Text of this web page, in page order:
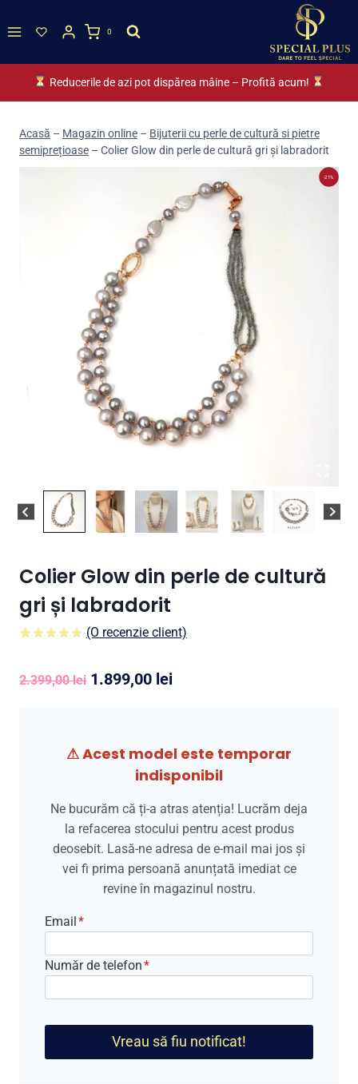
to
0
Reducerile de azi pot dispărea mâine – Profită acum!
Acasă – Magazin online – Bijuterii cu perle de cultură si pietre
semiprețioase – Colier Glow din perle de cultură gri și labradorit
-21%
Colier Glow din perle de cultură
gri și labradorit
evaluare a
clientului
(O recenzie client)
2.399,00lei Prețul
fost:
2.399,00 lei.
1.899,00 leiPrețul
1.899,00 lei.
⚠ Acest model este temporar
indisponibil
Ne bucurăm că ți-a atras atenția! Lucrăm deja
la refacerea stocului pentru acest produs
deosebit. Lasă-ne adresa de e-mail mai jos și
vei fi prima persoană anunțată imediat ce
revine în magazinul nostru.
Email*
Număr de telefon*
Vreau să fiu notificat!